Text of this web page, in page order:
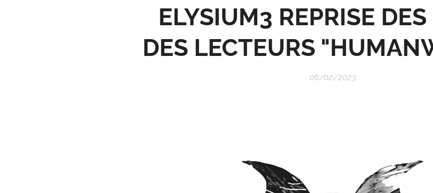
ELYSIUM3 REPRISE DES
DES LECTEURS
06/02/2023